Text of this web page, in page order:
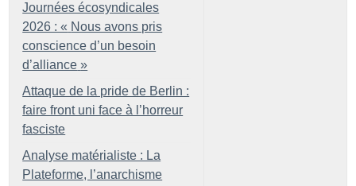
Journées écosyndicales
2026 : « Nous avons pris
conscience d’un besoin
d’alliance »
Attaque de la pride de Berlin :
faire front uni face à l’horreur
fasciste
Analyse matérialiste : La
Plateforme, l’anarchisme